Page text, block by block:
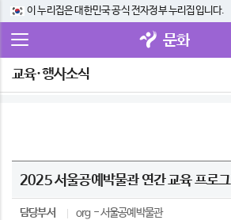
이 누리집은 대한민국 공식 전자정부 누리집입니다.
문화
교육·행사소식
2025 서울공예박물관 연간 교육 프로
담당부서 org
서울공예박물관